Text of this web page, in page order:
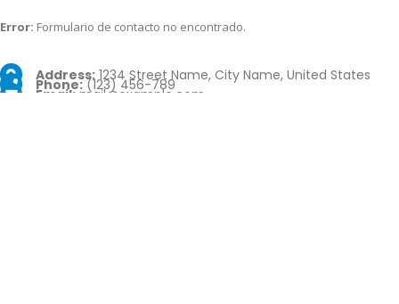
Error: Formulario de contacto no encontrado.
Address: 1234 Street Name, City Name, United States
Phone:(123) 456-789
Email:mail@example.com